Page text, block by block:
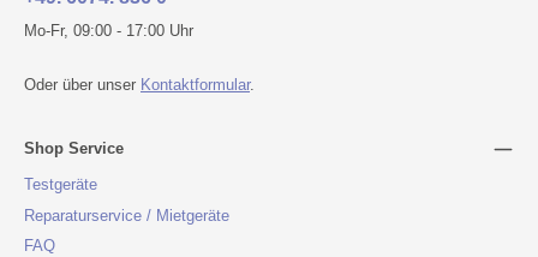
Mo-Fr, 09:00 - 17:00 Uhr
Oder über unser Kontaktformular.
Shop Service
Testgeräte
Reparaturservice / Mietgeräte
FAQ